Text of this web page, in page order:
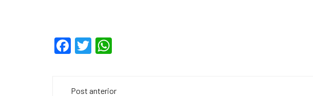
F
T
Navegação
Post anterior